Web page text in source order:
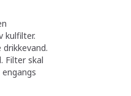
kulfilter.
Filter skal